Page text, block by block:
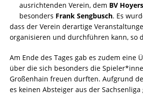
ausrichtenden Verein, dem BV
besonders Frank Sengbusch. Es
dass der Verein derartige
organisieren und durchführen kann, so
Am Ende des Tages gab es zudem eine
über die sich besonders die
Großenhain freuen durften. Aufgrund
es keinen Absteiger aus der